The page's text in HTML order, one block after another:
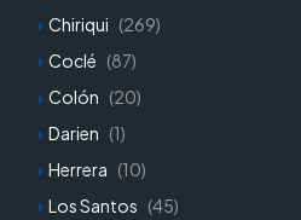
Chiriqui (269)
Coclé (87)
Colón (20)
Darien (1)
Herrera (10)
Los Santos (45)